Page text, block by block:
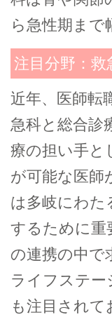
ら急性期まで
注目分野：救
近年、医師転
急科と総合診
療の担い手と
が可能な医師
は多岐にわた
するために重
の連携の中
ライフステー
も注目され